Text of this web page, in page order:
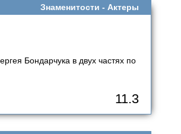
Знаменитости - Актеры
Бондарчука в двух частях по
11.3